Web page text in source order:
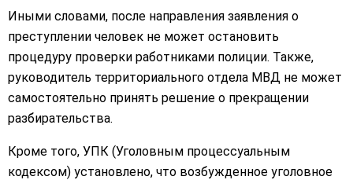
Иными словами, после направления заявления о
преступлении человек не может остановить
процедуру проверки работниками полиции. Также,
руководитель территориального отдела МВД не может
самостоятельно принять решение о прекращении
разбирательства.
Кроме того, УПК (Уголовным процессуальным
кодексом) установлено, что возбужденное уголовное